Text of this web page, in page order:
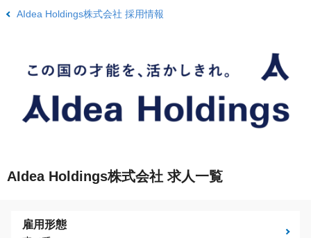
AIdea Holdings株式会社 採用情報
AIdea Holdings株式会社 求人一覧
雇用形態